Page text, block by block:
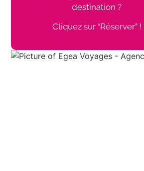
destination ?
Cliquez sur “Réserver” !